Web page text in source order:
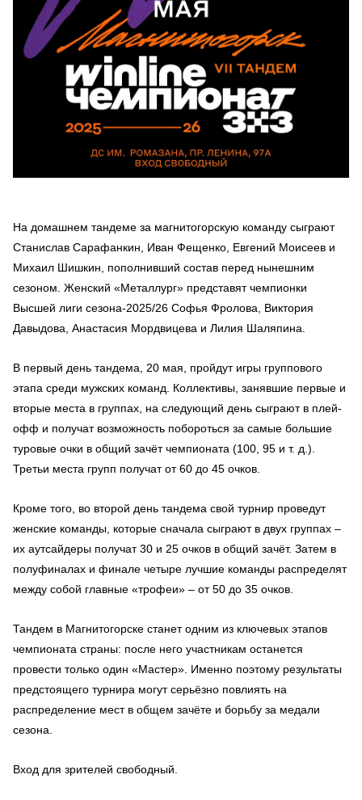
На домашнем тандеме за магнитогорскую команду сыграют
Станислав Сарафанкин, Иван Фещенко, Евгений Моисеев и
Михаил Шишкин, пополнивший состав перед нынешним
сезоном. Женский «Металлург» представят чемпионки
Высшей лиги сезона-2025/26 Софья Фролова, Виктория
Давыдова, Анастасия Мордвицева и Лилия Шаляпина.
В первый день тандема, 20 мая, пройдут игры группового
этапа среди мужских команд. Коллективы, занявшие первые и
вторые места в группах, на следующий день сыграют в плей-
офф и получат возможность побороться за самые большие
туровые очки в общий зачёт чемпионата (100, 95 и т. д.).
Третьи места групп получат от 60 до 45 очков.
Кроме того, во второй день тандема свой турнир проведут
женские команды, которые сначала сыграют в двух группах –
их аутсайдеры получат 30 и 25 очков в общий зачёт. Затем в
полуфиналах и финале четыре лучшие команды распределят
между собой главные «трофеи» – от 50 до 35 очков.
Тандем в Магнитогорске станет одним из ключевых этапов
чемпионата страны: после него участникам останется
провести только один «Мастер». Именно поэтому результаты
предстоящего турнира могут серьёзно повлиять на
распределение мест в общем зачёте и борьбу за медали
сезона.
Вход для зрителей свободный.